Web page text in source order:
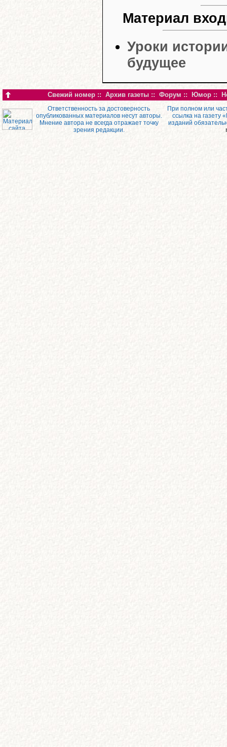
Материал
Уроки
будущее
Свежий номер :: Архив газеты :: Форум :: Юмор ::
Ответственность за достоверность
опубликованных материалов несут авторы.
Мнение автора не всегда отражает точку
зрения редакции.
При полном или
ссылка на газету
изданий